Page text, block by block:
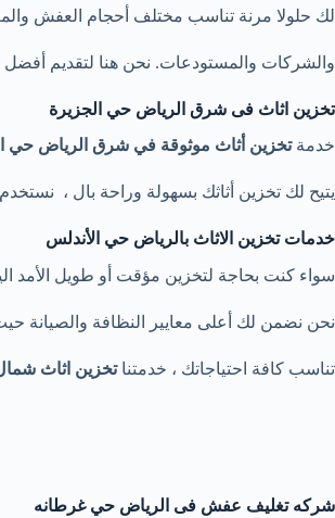
لك حلولا مرنة تناسب مختلف أحجام العفش
والشركات والمستودعات. نحن هنا لتقديم أفضل
تخزين اثاث فى شرق الرياض حي الجزيرة
خدمةتخزين أثاث موثوقة في شرق الرياض حي
يتيح لك تخزين أثاثك بسهولة وراحة بال ،
خدمات تخزين الاثاث بالرياض حي الأندلس
سواء كنت بحاجة لتخزين مؤقت أو طويل الأمد
نحن نضمن لك أعلى معايير النظافة والصيانة
تناسب كافة احتياجاتك ، خدمتناتخزين اثاث
شركه تغليف عفش فى الرياض حي غرطانه